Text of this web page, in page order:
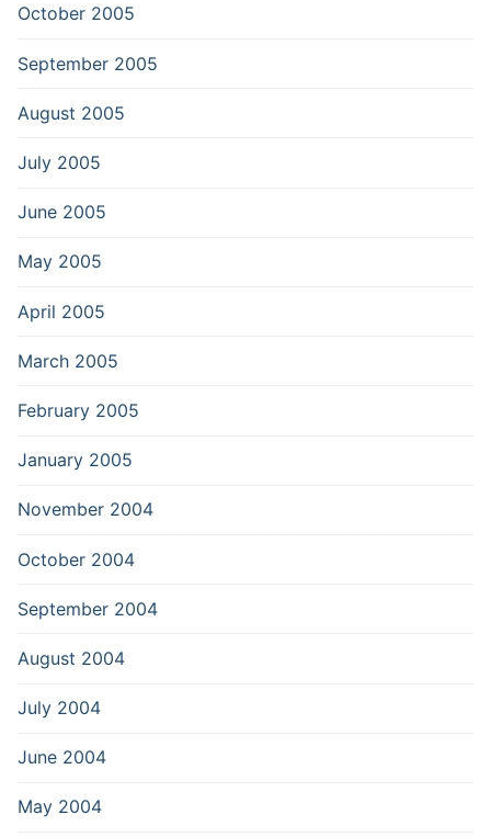
October 2005
September 2005
August 2005
July 2005
June 2005
May 2005
April 2005
March 2005
February 2005
January 2005
November 2004
October 2004
September 2004
August 2004
July 2004
June 2004
May 2004